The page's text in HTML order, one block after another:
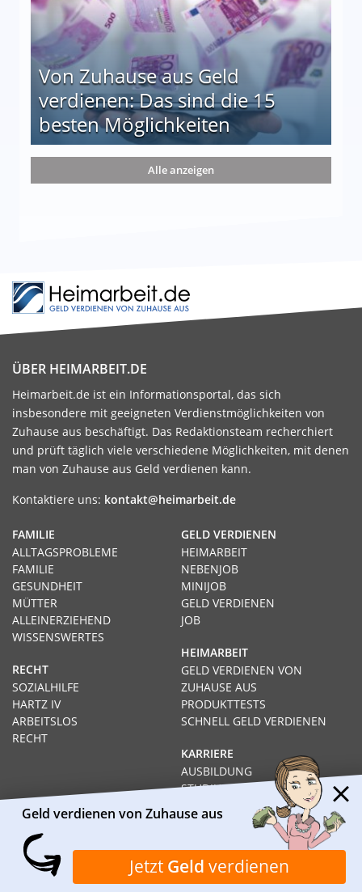
Von Zuhause aus Geld
verdienen: Das sind die 15
besten Möglichkeiten
die 15 besten Möglichkeiten
Alle anzeigen
ÜBER HEIMARBEIT.DE
Heimarbeit.de ist ein Informationsportal, das sich
insbesondere mit geeigneten Verdienstmöglichkeiten von
Zuhause aus beschäftigt. Das Redaktionsteam recherchiert
und prüft täglich viele verschiedene Möglichkeiten, mit denen
man von Zuhause aus Geld verdienen kann.
Kontaktiere uns: kontakt@heimarbeit.de
GELD VERDIENEN
HEIMARBEIT
NEBENJOB
MINIJOB
GELD VERDIENEN
JOB
HEIMARBEIT
GELD VERDIENEN VON
ZUHAUSE AUS
PRODUKTTESTS
SCHNELL GELD VERDIENEN
KARRIERE
AUSBILDUNG
STUDIUM
GEHÄLTER
FAMILIE
ALLTAGSPROBLEME
FAMILIE
GESUNDHEIT
MÜTTER
ALLEINERZIEHEND
WISSENSWERTES
RECHT
SOZIALHILFE
HARTZ IV
ARBEITSLOS
RECHT
Impressum Datenschutz Kontakt
Über Heimarbeit.de
© 2026I❶I Heimarbeit.de
Geld verdienen von Zuhause aus
Jetzt Geld verdienen